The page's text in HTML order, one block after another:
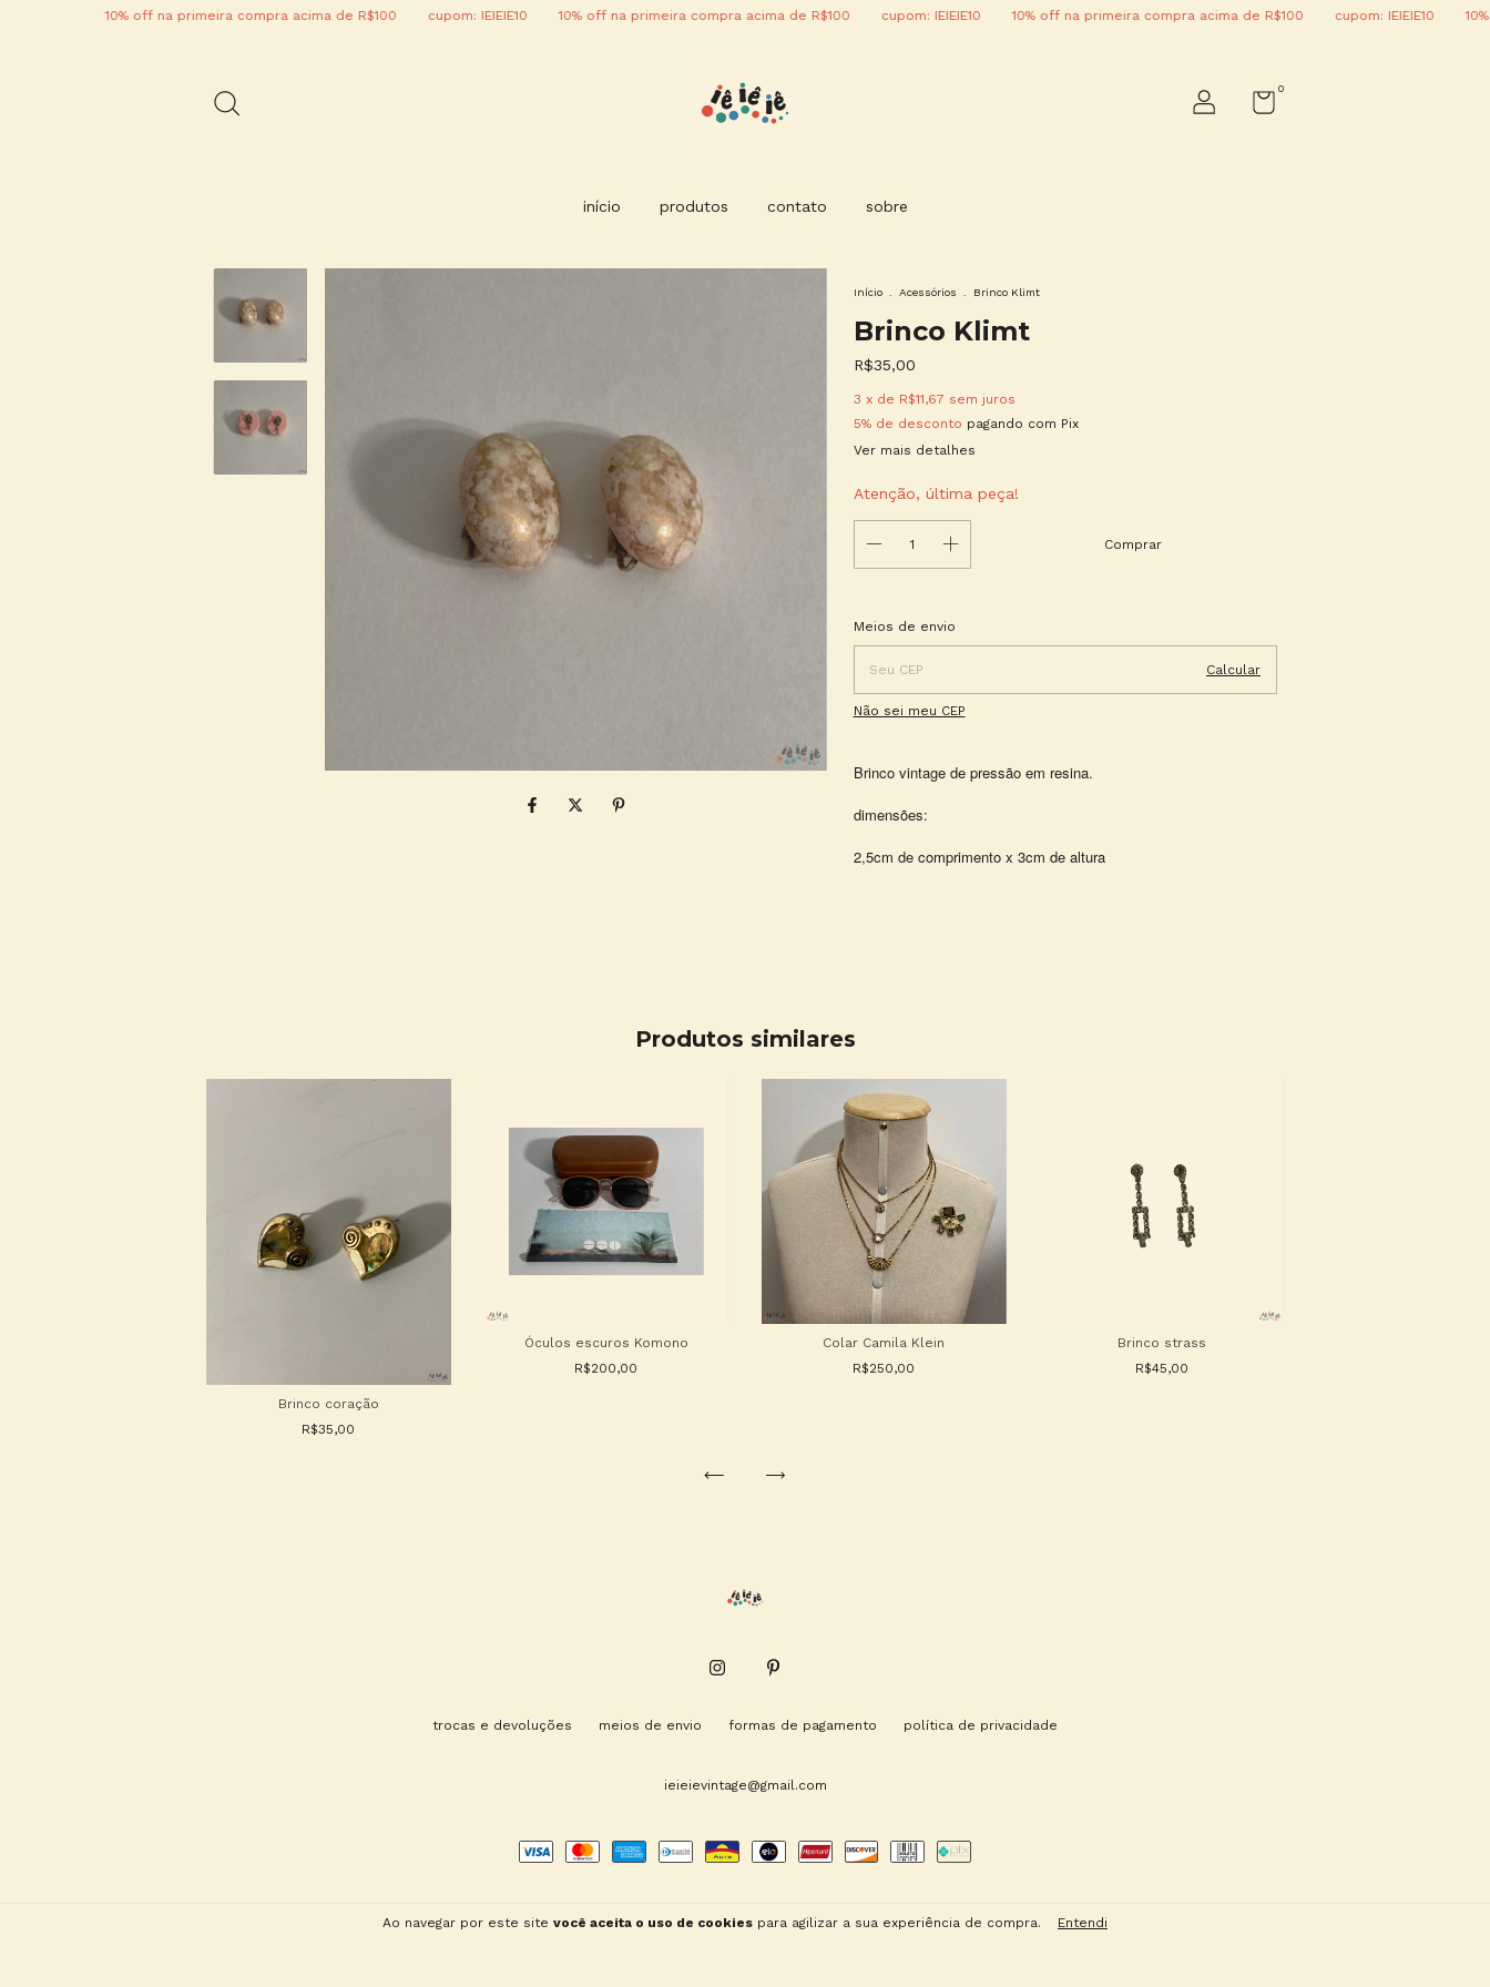
10% off na primeira compra acima de R$100 cupom: IEIEIE10 10% off na primeira compra acima de R$100 cupom: IEIEIE10 10% off na primeira compra acima de R$100 cupom: IEIEIE10 10% off na
0
início produtos contato sobre
Ao navegar por este site você aceita o uso de cookies para agilizar a sua experiência de compra. Entendi
Início Acessórios Brinco Klimt
Brinco Klimt
R$35,00
3 x de R$11,67 sem juros
5% de desconto pagando com Pix
Ver mais detalhes
Atenção, última peça!
Entregas para o CEP:
Meios de envio
Calcular
Não sei meu CEP
Brinco vintage de pressão em resina.
dimensões:
2,5cm de comprimento x 3cm de altura
Produtos similares
Brinco coração
R$35,00
Óculos escuros Komono
R$200,00
Colar Camila Klein
R$250,00
Brinco strass
R$45,00
trocas e devoluções meios de envio formas de pagamento política de privacidade
ieieievintage@gmail.com